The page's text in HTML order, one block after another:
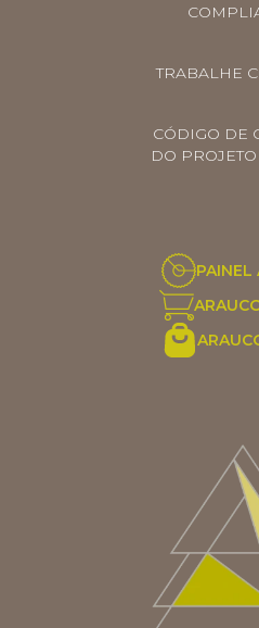
TRABALHE
CÓDIGO DE
DO
PAINEL